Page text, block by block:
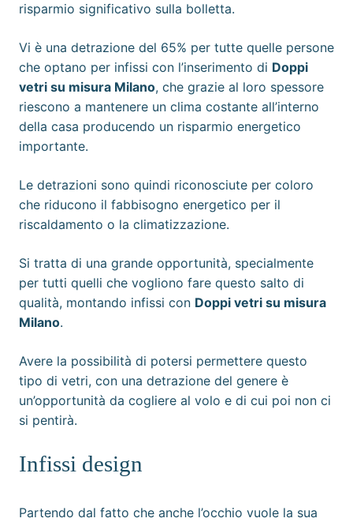
risparmio significativo sulla bolletta.
Vi è una detrazione del 65% per tutte quelle persone
che optano per infissi con l’inserimento di Doppi
vetri su misura Milano, che grazie al loro spessore
riescono a mantenere un clima costante all’interno
della casa producendo un risparmio energetico
importante.
Le detrazioni sono quindi riconosciute per coloro
che riducono il fabbisogno energetico per il
riscaldamento o la climatizzazione.
Si tratta di una grande opportunità, specialmente
per tutti quelli che vogliono fare questo salto di
qualità, montando infissi con Doppi vetri su misura
Milano.
Avere la possibilità di potersi permettere questo
tipo di vetri, con una detrazione del genere è
un’opportunità da cogliere al volo e di cui poi non ci
si pentirà.
Infissi design
Partendo dal fatto che anche l’occhio vuole la sua